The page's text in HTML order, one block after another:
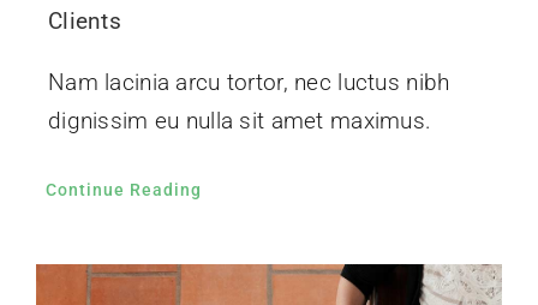
Clients
Nam lacinia arcu tortor, nec luctus nibh
dignissim eu nulla sit amet maximus.
Continue Reading